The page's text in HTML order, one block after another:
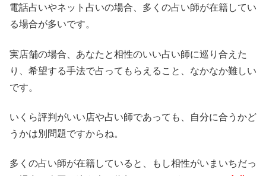
電話占いやネット占いの場合、多くの占い師が在籍してい
る場合が多いです。
実店舗の場合、あなたと相性のいい占い師に巡り合えた
り、希望する手法で占ってもらえること、なかなか難しい
です。
いくら評判がいい店や占い師であっても、自分に合うかど
うかは別問題ですからね。
多くの占い師が在籍していると、もし相性がいまいちだっ